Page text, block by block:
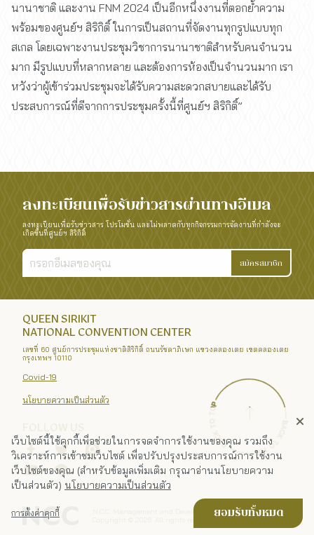
นานาชาติ และงาน FNM 2024 เป็นอีกหนึ่งงานที่ตอกย้ำความ
พร้อมของศูนย์ฯ สิริกิติ์ ในการเป็นสถานที่จัดงานทุกรูปแบบทุก
สเกล โดยเฉพาะงานประชุมวิชาการนานาชาติสำหรับคนจำนวน
มาก มีรูปแบบที่หลากหลาย และต้องการห้องเป็นจำนวนมาก เรา
หวังว่าผู้เข้าร่วมประชุมจะได้รับความสะดวกสบายและได้รับ
ประสบการณ์ที่ดีจากการประชุมครั้งนี้ที่ศูนย์ฯ สิริกิติ์”
ลงทะเบียนเพื่อรับข่าวสารผ่านทางอีเมล
ลงทะเบียนเพื่อรับข่าวสาร โปรโมชั่น และไม่พลาดกับทุกกิจกรรมการจัดงานที่กำลังจะ
เกิดขึ้นที่ศูนย์ฯ สิริกิติ์
สมัครสมาชิก
QUEEN SIRIKIT
NATIONAL CONVENTION CENTER
เลขที่ 60 ศูนย์การประชุมแห่งชาติสิริกิติ์ ถนนรัชดาภิเษก แขวงคลองเตย เขตคลองเตย
กรุงเทพฯ 10110
Covid-19
นโยบายความเป็นส่วนตัว
N.C.C. Management and Development Co., Ltd.
เว็บไซต์นี้ใช้คุกกี้เพื่อช่วยในการจดจำการใช้งานของคุณ รวมถึง
วิเคราะห์การเข้าชมเว็บไซต์ เพื่อปรับปรุงประสบการณ์การใช้งาน
เว็บไซต์ของคุณ (สำหรับข้อมูลเพิ่มเติม กรุณาอ่านนโยบายความ
เป็นส่วนตัว) นโยบายความเป็นส่วนตัว
ยอมรับทั้งหมด
การตั้งค่าคุกกี้